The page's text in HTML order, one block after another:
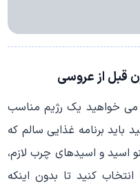
قبل از عروسی
می خواهید یک رژیم مناسب
برنامه غذایی سالم که
اسید و اسیدهای چرب لازم،
کنید تا بدون اینکه